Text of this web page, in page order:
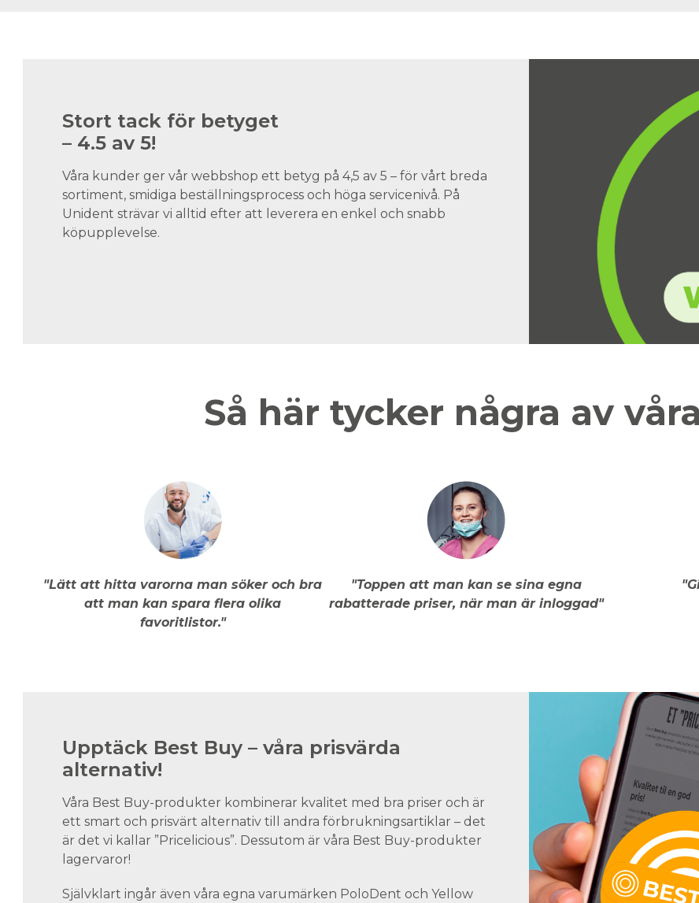
Stort tack för betyget
– 4.5 av 5!
Våra kunder ger vår webbshop ett betyg på 4,5 av 5 – för vårt breda
sortiment, smidiga beställningsprocess och höga servicenivå. På
Unident strävar vi alltid efter att leverera en enkel och snabb
köpupplevelse.
Så här tycker några av
"Lätt att hitta varorna man söker och bra
att man kan spara flera olika
favoritlistor."
"Toppen att man kan se sina egna
rabatterade priser, när man är inloggad"
Upptäck Best Buy – våra prisvärda
alternativ!
Våra Best Buy-produkter kombinerar kvalitet med bra priser och är
ett smart och prisvärt alternativ till andra förbrukningsartiklar – det
är det vi kallar ”Pricelicious”. Dessutom är våra Best Buy-produkter
lagervaror!
Självklart ingår även våra egna varumärken PoloDent och Yellow